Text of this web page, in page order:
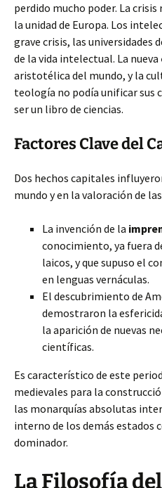
perdido mucho poder. La
la unidad de Europa. Los
grave crisis, las universidades
de la vida intelectual. La nueva
aristotélica del mundo, y la
teología no podía unificar sus
ser un libro de ciencias.
Factores Clave del
Dos hechos capitales
mundo y en la valoración de
La invención de la
conocimiento, ya fuera
laicos, y que supuso el
en lenguas vernáculas.
El descubrimiento de
demostraron la
la aparición de nuevas
científicas.
Es característico de este
medievales para la
las monarquías absolutas
interno de los demás estados
dominador.
La Filosofía